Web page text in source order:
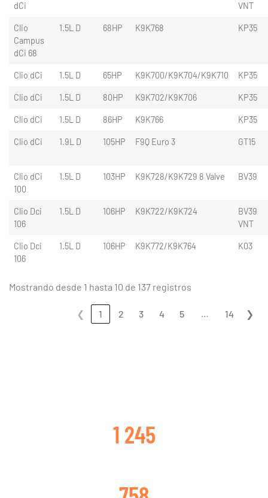
dCi
VNT
Clio
Campus
dCi 68
1.5L D 68HP K9K768 KP35
Clio dCi 1.5L D 65HP K9K700/K9K704/K9K710 KP35
Clio dCi 1.5L D 80HP K9K702/K9K706 KP35
Clio dCi 1.5L D 86HP K9K766 KP35
Clio dCi 1.9L D 105HP F9Q Euro 3 GT15
Clio dCi
100
1.5L D 103HP K9K728/K9K729 8 Valve BV39
Clio Dci
106
1.5L D 106HP K9K722/K9K724
BV39
VNT
Clio Dci
106
1.5L D 106HP K9K772/K9K764 K03
Mostrando desde 1 hasta 10 de 137 registros
❮ 1 2 3 4 5 14 ❯
1 245